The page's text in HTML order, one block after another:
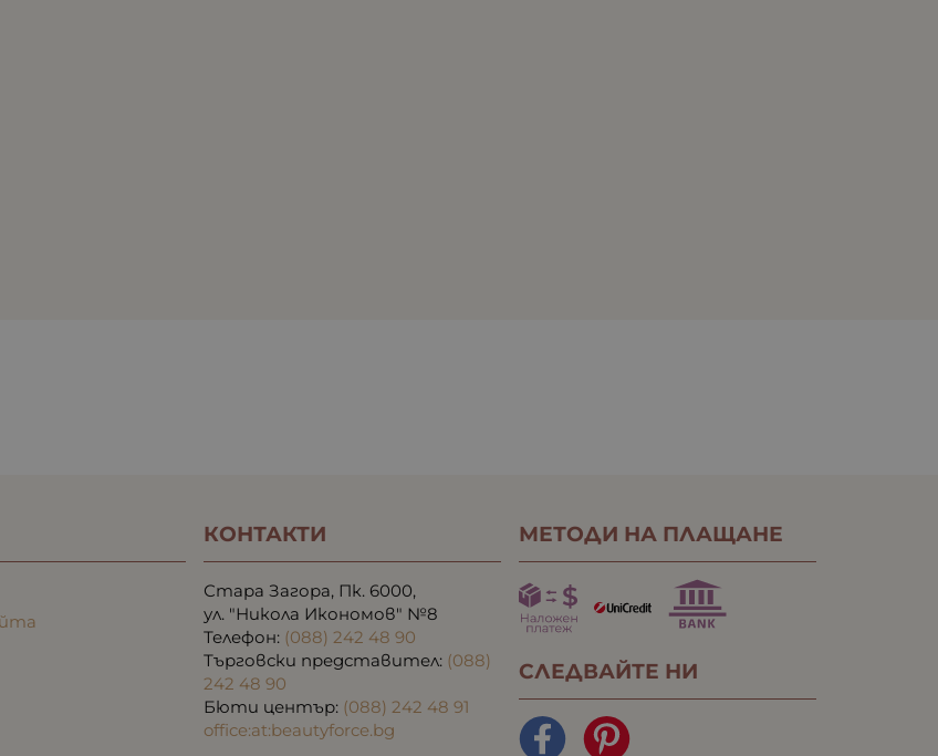
КОНТАКТИ
Стара Загора, Пк. 6000,
ул. "Никола Икономов" №8
Телефон: (088) 242 48 90
Търговски представител: (088)
242 48 90
Бюти център: (088) 242 48 91
office:at:beautyforce.bg
МЕТОДИ НА ПЛАЩАНЕ
СЛЕДВАЙТЕ НИ